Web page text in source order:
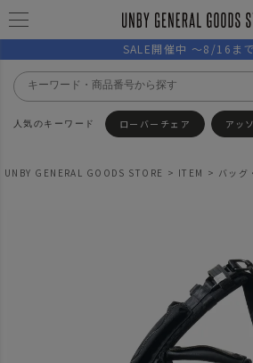
SALE開催中 ～8/16ま
ローバーチェア アッ
UNBY GENERAL GOODS STORE ITEM バッグ